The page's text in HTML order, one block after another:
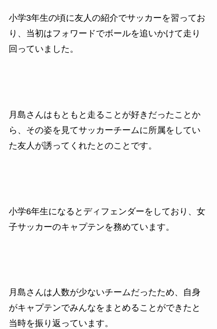
小学3年生の頃に友人の紹介でサッカーを習ってお
り、当初はフォワードでボールを追いかけて走り
回っていました。
月島さんはもともと走ることが好きだったことか
ら、その姿を見てサッカーチームに所属をしてい
た友人が誘ってくれたとのことです。
小学6年生になるとディフェンダーをしており、女
子サッカーのキャプテンを務めています。
月島さんは人数が少ないチームだったため、自身
がキャプテンでみんなをまとめることができたと
当時を振り返っています。